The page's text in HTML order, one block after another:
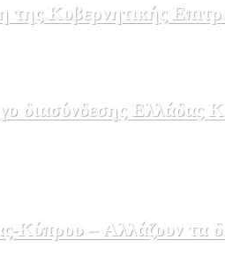
Κυβερνητικής
Ελλάδας
Κύπρου – Αλλάζουν τα